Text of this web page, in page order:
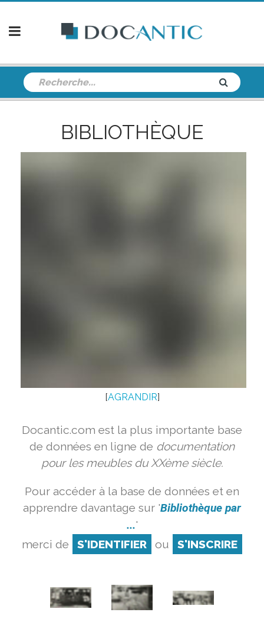
BIBLIOTHÈQUE
[AGRANDIR]
Docantic.com est la plus importante base
de données en ligne de documentation
pour les meubles du XXème siècle.
Pour accéder à la base de données et en
apprendre davantage sur 'Bibliothèque par
...'
merci de
S'IDENTIFIER ou S'INSCRIRE